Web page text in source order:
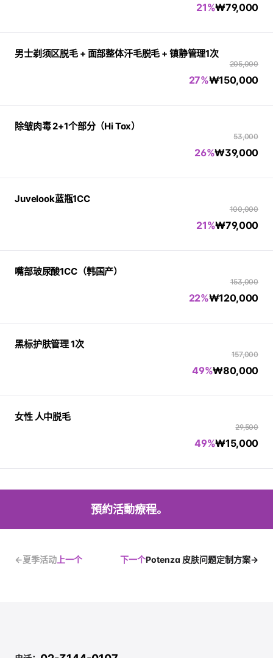
₩79,000
21%
男士剃须区脱毛 + 面部整体汗毛脱毛 + 镇静管理1次
205,000
₩150,000
27%
除皱肉毒 2+1个部分（Hi Tox）
53,000
₩39,000
26%
Juvelook蓝瓶1CC
100,000
₩79,000
21%
嘴部玻尿酸1CC（韩国产）
153,000
₩120,000
22%
黑标护肤管理 1次
157,000
₩80,000
49%
女性 人中脱毛
29,500
₩15,000
49%
預約活動療程。
←夏季活动 上一个 下一个Potenza 皮肤问题定制方案→